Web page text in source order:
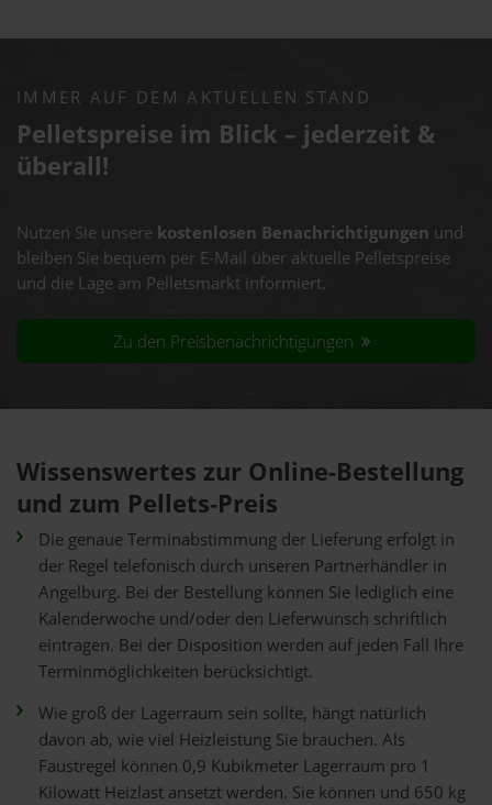
IMMER AUF DEM AKTUELLEN STAND
Pelletspreise im Blick – jederzeit &
überall!
Nutzen Sie unsere kostenlosen Benachrichtigungen und
bleiben Sie bequem per E-Mail über aktuelle Pelletspreise
und die Lage am Pelletsmarkt informiert.
Zu den Preisbenachrichtigungen
Wissenswertes zur Online-Bestellung
und zum Pellets-Preis
Die genaue Terminabstimmung der Lieferung erfolgt in
der Regel telefonisch durch unseren Partnerhändler in
Angelburg. Bei der Bestellung können Sie lediglich eine
Kalenderwoche und/oder den Lieferwunsch schriftlich
eintragen. Bei der Disposition werden auf jeden Fall Ihre
Terminmöglichkeiten berücksichtigt.
Wie groß der Lagerraum sein sollte, hängt natürlich
davon ab, wie viel Heizleistung Sie brauchen. Als
Faustregel können 0,9 Kubikmeter Lagerraum pro 1
Kilowatt Heizlast ansetzt werden. Sie können und 650 kg